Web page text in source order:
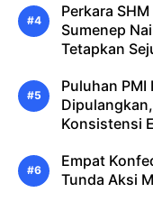
Perkara
Sumenep
Tetapkan
Puluhan PMI
Konsistensi
Empat
Tunda Aksi